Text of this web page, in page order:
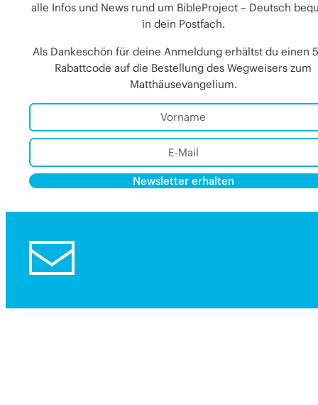
alle Infos und News rund um BibleProject – Deutsch
in dein Postfach.
Als Dankeschön für deine Anmeldung erhältst du einen
Rabattcode auf die Bestellung des Wegweisers zum
Matthäusevangelium.
Newsletter erhalten